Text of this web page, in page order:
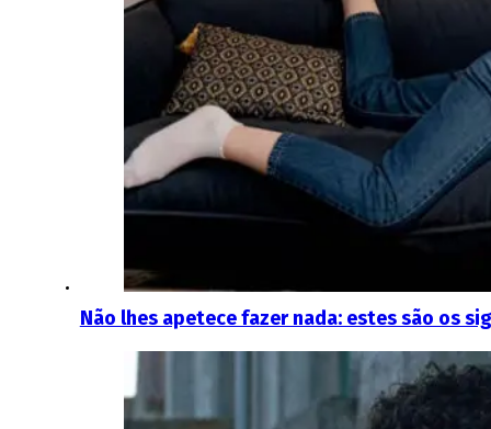
Não lhes apetece fazer nada: estes são os